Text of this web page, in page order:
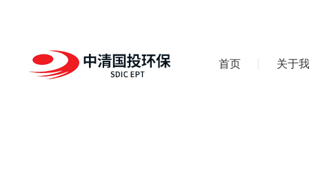
首页 关于